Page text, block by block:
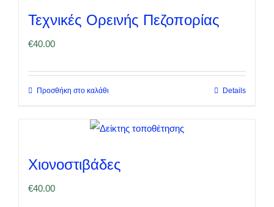
Τεχνικές Ορεινής Πεζοπορίας
€40.00
Προσθήκη στο καλάθι Details
Χιονοστιβάδες
€40.00